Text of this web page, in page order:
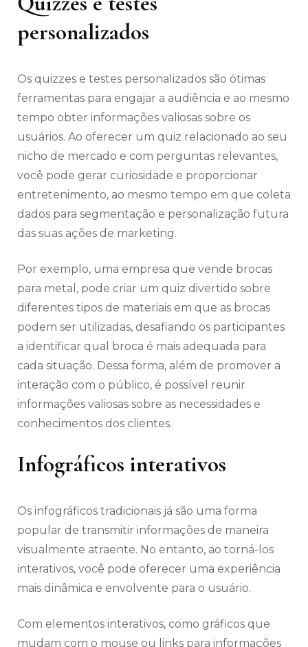
personalizados
Os quizzes e testes personalizados são ótimas
ferramentas para engajar a audiência e ao mesmo
tempo obter informações valiosas sobre os
usuários. Ao oferecer um quiz relacionado ao seu
nicho de mercado e com perguntas relevantes,
você pode gerar curiosidade e proporcionar
entretenimento, ao mesmo tempo em que coleta
dados para segmentação e personalização futura
das suas ações de marketing.
Por exemplo, uma empresa que vende brocas
para metal, pode criar um quiz divertido sobre
diferentes tipos de materiais em que as brocas
podem ser utilizadas, desafiando os participantes
a identificar qual broca é mais adequada para
cada situação. Dessa forma, além de promover a
interação com o público, é possível reunir
informações valiosas sobre as necessidades e
conhecimentos dos clientes.
Infográficos interativos
Os infográficos tradicionais já são uma forma
popular de transmitir informações de maneira
visualmente atraente. No entanto, ao torná-los
interativos, você pode oferecer uma experiência
mais dinâmica e envolvente para o usuário.
Com elementos interativos, como gráficos que
mudam com o mouse ou links para informações